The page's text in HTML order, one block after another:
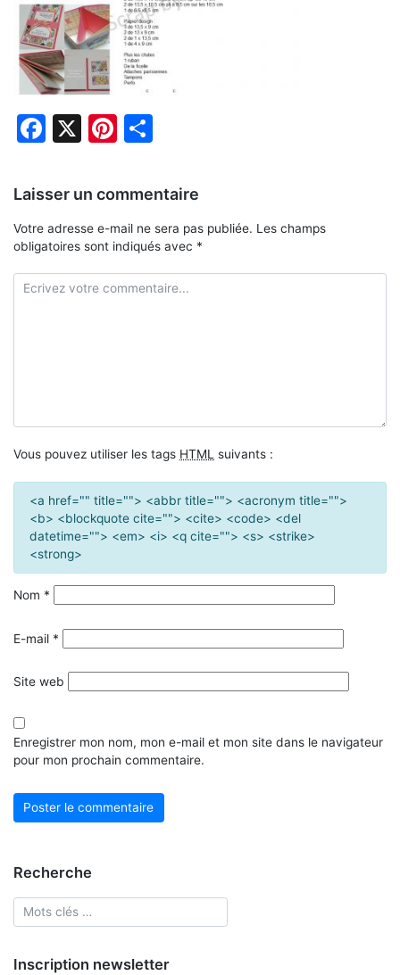
Facebook
X Pinterest
Laisser un commentaire
Votre adresse e-mail ne sera pas publiée. Les champs
obligatoires sont indiqués avec *
Vous pouvez utiliser les tags HTML suivants :
<a href="" title=""> <abbr title=""> <acronym title="">
<b> <blockquote cite=""> <cite> <code> <del
datetime=""> <em> <i> <q cite=""> <s> <strike>
<strong>
Nom *
E-mail *
Site web
Enregistrer mon nom, mon e-mail et mon site dans le navigateur
pour mon prochain commentaire.
Recherche
Inscription newsletter